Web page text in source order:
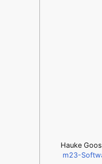
Hauke
m23-